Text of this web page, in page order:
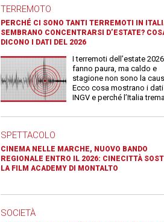
TERREMOTO
PERCHÉ CI SONO TANTI TERREMOTI IN
SEMBRANO CONCENTRARSI D’ESTATE?
DICONO I DATI DEL 2026
I terremoti dell’estate 2026
fanno paura, ma caldo e
stagione non sono la
Ecco cosa mostrano i dati
INGV e perché l’Italia
SPETTACOLO
CINEMA NELLE MARCHE, NUOVO BANDO
REGIONALE ENTRO IL 2026: CINECITTÀ
LA FILM ACADEMY DI MONTALTO
SOCIETÀ